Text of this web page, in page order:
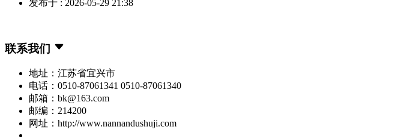
发布于 : 2026-05-29 21:38
联系我们
地址：江苏省宜兴市
电话：0510-87061341 0510-87061340
邮箱：bk@163.com
邮编：214200
网址：http://www.nannandushuji.com